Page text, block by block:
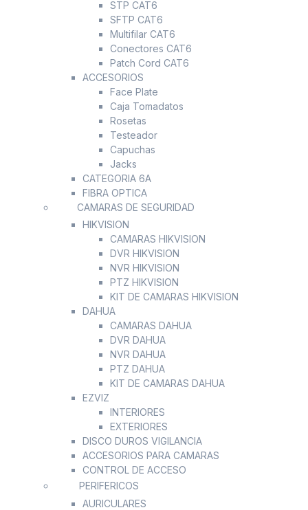
STP CAT6
SFTP CAT6
Multifilar CAT6
Conectores CAT6
Patch Cord CAT6
ACCESORIOS
Face Plate
Caja Tomadatos
Rosetas
Testeador
Capuchas
Jacks
CATEGORIA 6A
FIBRA OPTICA
CAMARAS DE SEGURIDAD
HIKVISION
CAMARAS HIKVISION
DVR HIKVISION
NVR HIKVISION
PTZ HIKVISION
KIT DE CAMARAS HIKVISION
DAHUA
CAMARAS DAHUA
DVR DAHUA
NVR DAHUA
PTZ DAHUA
KIT DE CAMARAS DAHUA
EZVIZ
INTERIORES
EXTERIORES
DISCO DUROS VIGILANCIA
ACCESORIOS PARA CAMARAS
CONTROL DE ACCESO
PERIFERICOS
AURICULARES